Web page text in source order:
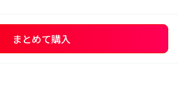
まとめて購入